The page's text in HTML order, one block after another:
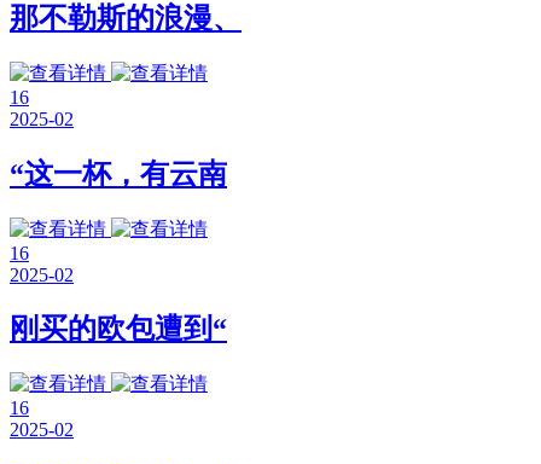
那不勒斯的浪漫、
16
2025-02
“这一杯，有云南
16
2025-02
刚买的欧包遭到“
16
2025-02